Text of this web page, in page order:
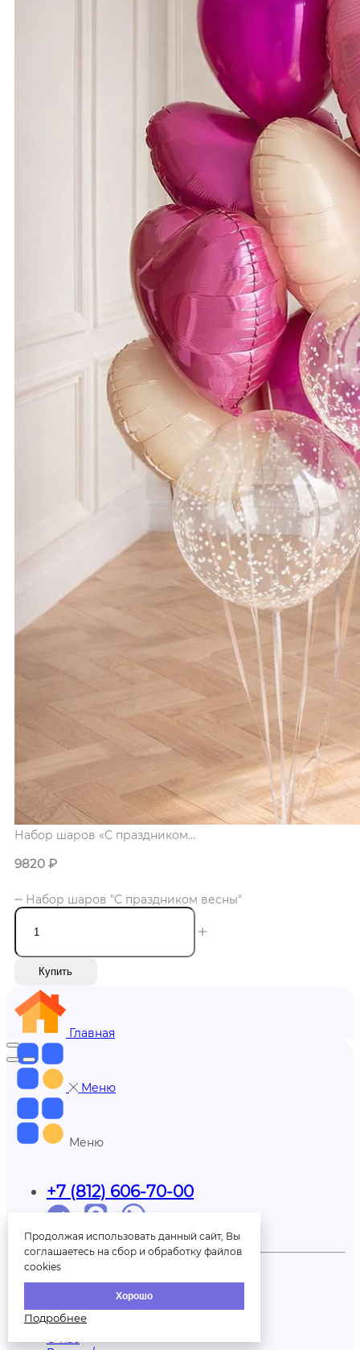
Набор шаров «С праздником...
9820 ₽
Набор шаров "С праздником весны"
Купить
Главная
Меню
Меню
+7 (812) 606-70-00
Обратный звонок
Партнерам
Доставка
Оплата
Контакты
О нас
Продолжая использовать данный сайт, Вы
соглашаетесь на сбор и обработку файлов
cookies
Хорошо
Подробнее